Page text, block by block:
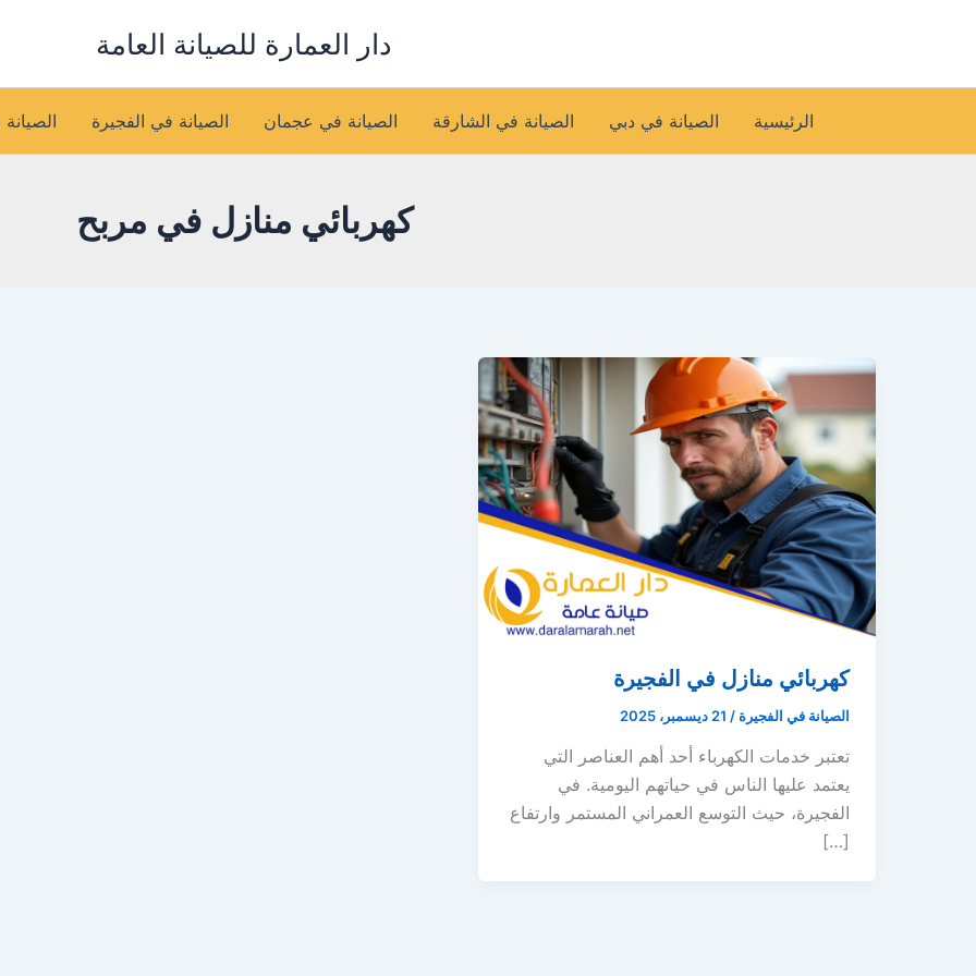
دار العمارة للصيانة العامة
الرئيسية الصيانة في دبي الصيانة في الشارقة الصيانة في عجمان الصيانة في الفجيرة
كهربائي منازل في مربح
كهربائي منازل في الفجيرة
الصيانة في الفجيرة/ 21 ديسمبر، 2025
تعتبر خدمات الكهرباء أحد أهم العناصر التي
يعتمد عليها الناس في حياتهم اليومية. في
الفجيرة، حيث التوسع العمراني المستمر وارتفاع
[…]